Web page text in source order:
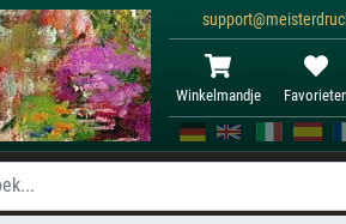
Winkelmandje